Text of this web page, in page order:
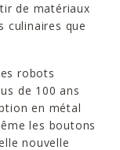
de matériaux
culinaires que
robots
de 100 ans
en métal
les boutons
nouvelle